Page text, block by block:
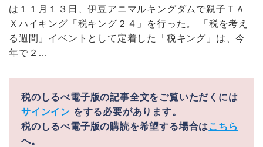
は１１月１３日、伊豆アニマルキングダムで親子ＴＡ
Ｘハイキング「税キング２４」を行った。 「税を考え
る週間」イベントとして定着した「税キング」は、今
年で２…
税のしるべ電子版の記事全文をご覧いただくには
サインイン をする必要があります。
税のしるべ電子版の購読を希望する場合は こちら
へ。